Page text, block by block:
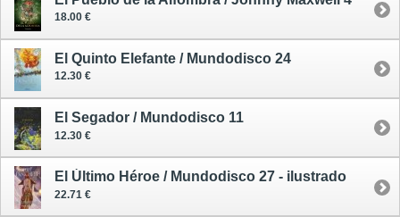
18.00 €
El Quinto Elefante / Mundodisco 24
12.30 €
El Segador / Mundodisco 11
12.30 €
El Último Héroe / Mundodisco 27 - ilustrado
22.71 €